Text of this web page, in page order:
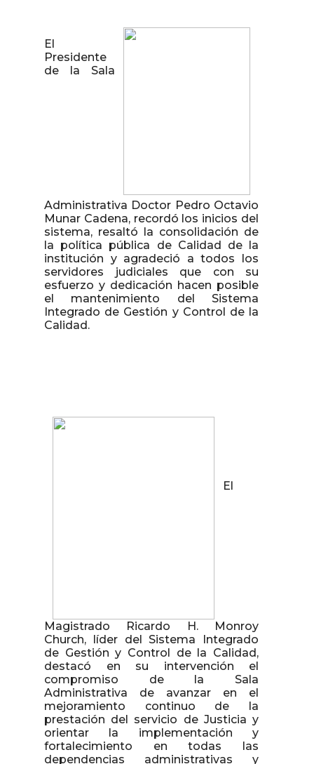
El
Presidente
de la Sala
Administrativa Doctor Pedro Octavio
Munar Cadena, recordó los inicios del
sistema, resaltó la consolidación de
la política pública de Calidad de la
institución y agradeció a todos los
servidores judiciales que con su
esfuerzo y dedicación hacen posible
el mantenimiento del Sistema
Integrado de Gestión y Control de la
Calidad.
El
Magistrado Ricardo H. Monroy
Church, líder del Sistema Integrado
de Gestión y Control de la Calidad,
destacó en su intervención el
compromiso de la Sala
Administrativa de avanzar en el
mejoramiento continuo de la
prestación del servicio de Justicia y
orientar la implementación y
fortalecimiento en todas las
dependencias administrativas y